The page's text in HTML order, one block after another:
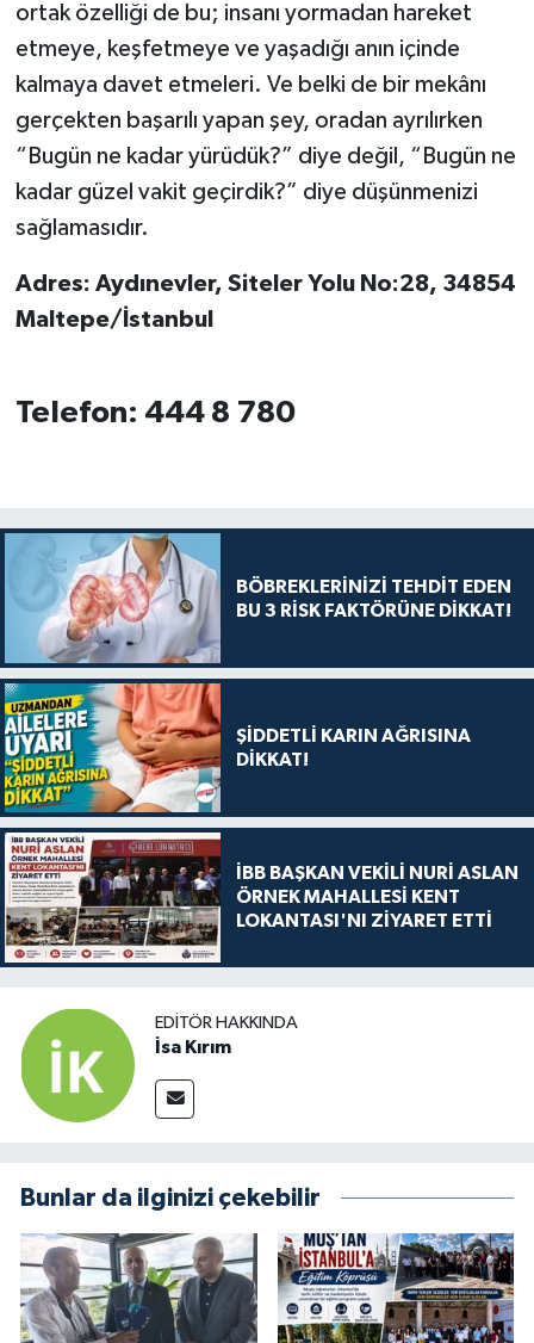
ortak özelliği de bu; insanı yormadan hareket
etmeye, keşfetmeye ve yaşadığı anın içinde
kalmaya davet etmeleri. Ve belki de bir mekânı
gerçekten başarılı yapan şey, oradan ayrılırken
“Bugün ne kadar yürüdük?” diye değil, “Bugün ne
kadar güzel vakit geçirdik?” diye düşünmenizi
sağlamasıdır.
Adres: Aydınevler, Siteler Yolu No:28, 34854
Maltepe/İstanbul
Telefon: 444 8 780
BÖBREKLERİNİZİ TEHDİT EDEN
BU 3 RİSK FAKTÖRÜNE DİKKAT!
ŞİDDETLİ KARIN AĞRISINA
DİKKAT!
İBB BAŞKAN VEKİLİ NURİ ASLAN
ÖRNEK MAHALLESİ KENT
LOKANTASI'NI ZİYARET ETTİ
EDITÖR HAKKINDA
İsa Kırım
Bunlar da ilginizi çekebilir